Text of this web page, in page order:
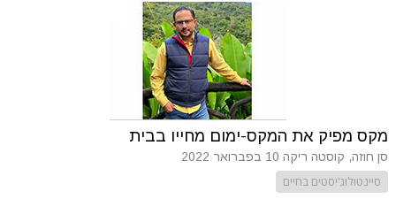
מקס מפיק את המקס-ימום מחייו בבית
סן חוזה, קוסטה ריקה 10 בפברואר 2022
סיינטולוג'יסטים בחיים